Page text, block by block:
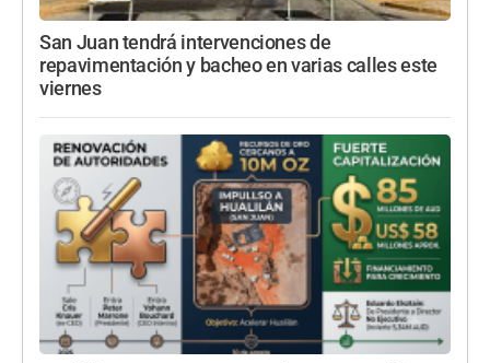
San Juan tendrá intervenciones de
repavimentación y bacheo en varias calles este
viernes